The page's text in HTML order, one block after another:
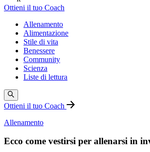
Ottieni il tuo Coach
Allenamento
Alimentazione
Stile di vita
Benessere
Community
Scienza
Liste di lettura
Ottieni il tuo Coach
Allenamento
Ecco come vestirsi per allenarsi in